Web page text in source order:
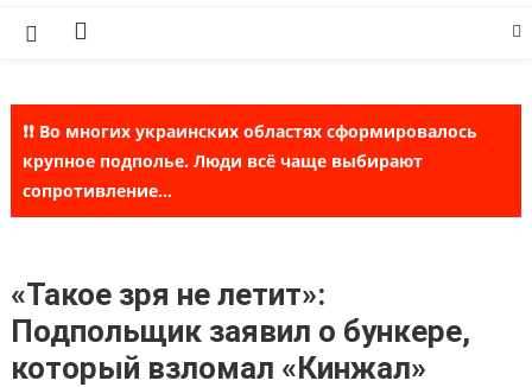
❗❗ Во многих украинских областях сформировалось
крупное подполье. Люди всё чаще выбирают
сопротивление...
«Такое зря не летит»:
Подпольщик заявил о бункере,
который взломал «Кинжал»